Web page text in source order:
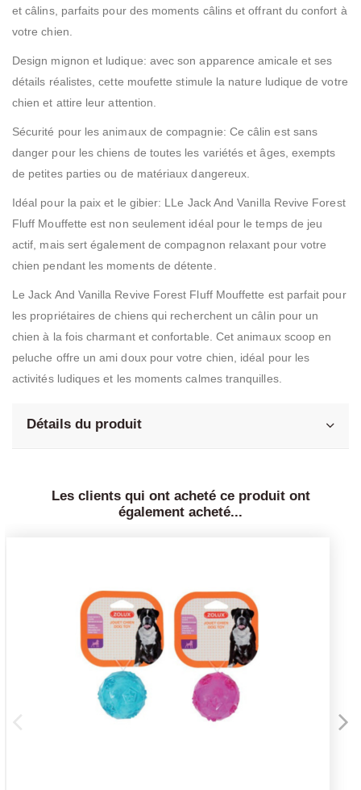
et câlins, parfaits pour des moments câlins et offrant du confort à
votre chien.
Design mignon et ludique: avec son apparence amicale et ses
détails réalistes, cette moufette stimule la nature ludique de votre
chien et attire leur attention.
Sécurité pour les animaux de compagnie: Ce câlin est sans
danger pour les chiens de toutes les variétés et âges, exempts
de petites parties ou de matériaux dangereux.
Idéal pour la paix et le gibier: LLe Jack And Vanilla Revive Forest
Fluff Mouffette est non seulement idéal pour le temps de jeu
actif, mais sert également de compagnon relaxant pour votre
chien pendant les moments de détente.
Le Jack And Vanilla Revive Forest Fluff Mouffette est parfait pour
les propriétaires de chiens qui recherchent un câlin pour un
chien à la fois charmant et confortable. Cet animaux scoop en
peluche offre un ami doux pour votre chien, idéal pour les
activités ludiques et les moments calmes tranquilles.
Détails du produit
Les clients qui ont acheté ce produit ont
également acheté...